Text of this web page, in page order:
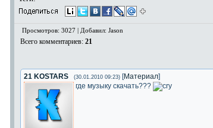
Просмотров: 3027 | Добавил: Jason
Всего комментариев: 21
21 KOSTARS (30.01.2010 09:23) [Материал]
где музыку скачать???